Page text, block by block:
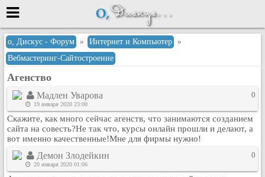
Меню
или войти через
Вход с 7ooo.ru
Регистрация
Забыли пароль?
Данные авторизации одинаковые с
сайтом 7ooo.ru
о, Дискус - Форум » Интернет и Компьютер »
Вебмастеринг-Сайтостроение
Агенство
Мадлен Уварова
19 января 2020 23:00
0
Скажите, как много сейчас агенств, что занимаются созданием
сайта на совесть?Не так что, курсы онлайн прошли и делают, а
вот именно качественные!Мне для фирмы нужно!
Демон Злодейкин
20 января 2020 01:06
0